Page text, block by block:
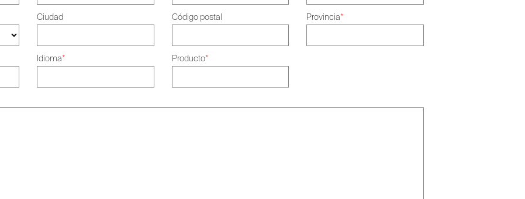
Ciudad Código postal Provincia*
Idioma* Producto*